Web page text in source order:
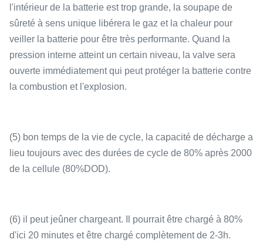
l'intérieur de la batterie est trop grande, la soupape de
sûreté à sens unique libérera le gaz et la chaleur pour
veiller la batterie pour être très performante. Quand la
pression interne atteint un certain niveau, la valve sera
ouverte immédiatement qui peut protéger la batterie contre
la combustion et l'explosion.
(5) bon temps de la vie de cycle, la capacité de décharge a
lieu toujours avec des durées de cycle de 80% après 2000
de la cellule (80%DOD).
(6) il peut jeûner chargeant. Il pourrait être chargé à 80%
d'ici 20 minutes et être chargé complètement de 2-3h.